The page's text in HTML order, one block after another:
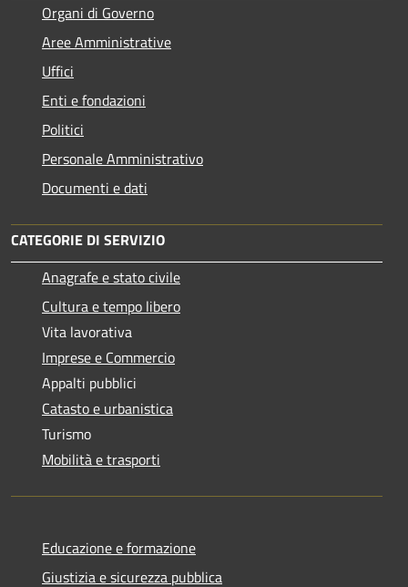
Organi di Governo
Aree Amministrative
Uffici
Enti e fondazioni
Politici
Personale Amministrativo
Documenti e dati
CATEGORIE DI SERVIZIO
Anagrafe e stato civile
Cultura e tempo libero
Vita lavorativa
Imprese e Commercio
Appalti pubblici
Catasto e urbanistica
Turismo
Mobilità e trasporti
Educazione e formazione
Giustizia e sicurezza pubblica